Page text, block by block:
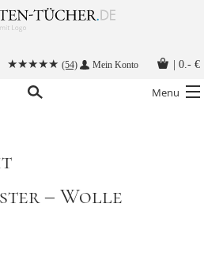
(54) Mein Konto 0.- €
Menu
– Wolle